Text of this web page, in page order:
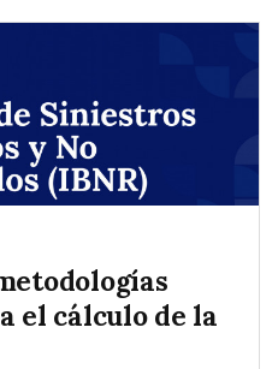
el cálculo de la